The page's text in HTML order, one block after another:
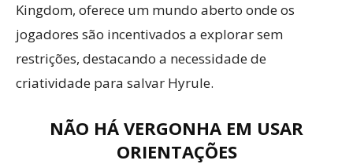
Kingdom, oferece um mundo aberto onde os
jogadores são incentivados a explorar sem
restrições, destacando a necessidade de
criatividade para salvar Hyrule.
NÃO HÁ VERGONHA EM USAR
ORIENTAÇÕES